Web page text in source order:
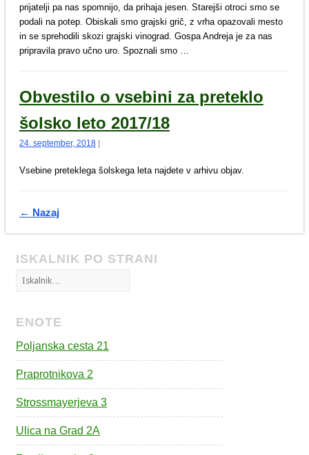
prijatelji pa nas spomnijo, da prihaja jesen. Starejši otroci smo se
podali na potep. Obiskali smo grajski grič, z vrha opazovali mesto
in se sprehodili skozi grajski vinograd. Gospa Andreja je za nas
pripravila pravo učno uro. Spoznali smo …
Obvestilo o vsebini za preteklo
šolsko leto 2017/18
24. september, 2018|
Vsebine preteklega šolskega leta najdete v arhivu objav.
← Nazaj
ISKALNIK PO STRANI
ENOTE
Poljanska cesta 21
Praprotnikova 2
Strossmayerjeva 3
Ulica na Grad 2A